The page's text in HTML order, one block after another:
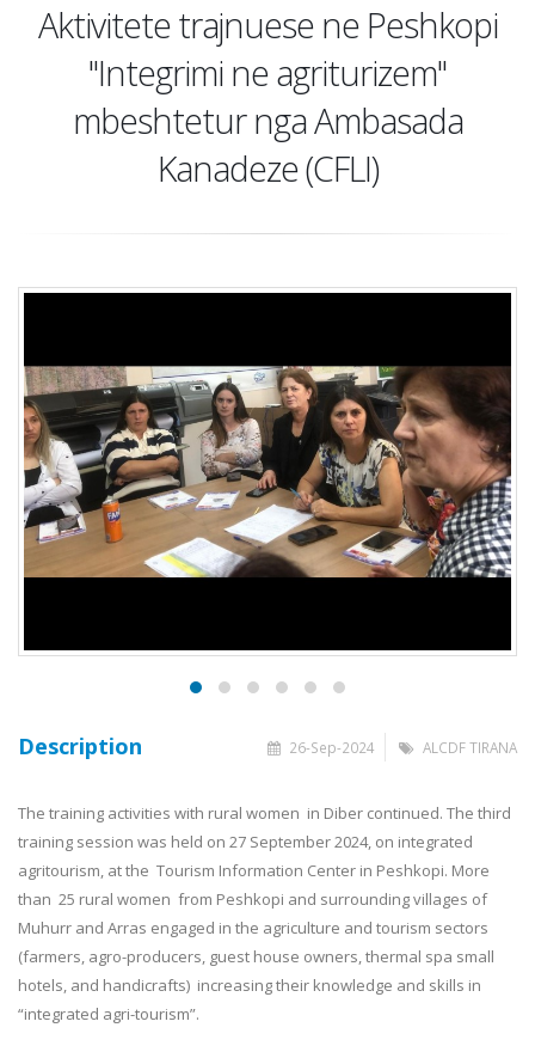
Aktivitete trajnuese ne Peshkopi
"Integrimi ne agriturizem"
mbeshtetur nga Ambasada
Kanadeze (CFLI)
26-Sep-2024 ALCDF TIRANA
Description
The training activities with rural women in Diber continued. The third
training session was held on 27 September 2024, on integrated
agritourism, at the Tourism Information Center in Peshkopi. More
than 25 rural women from Peshkopi and surrounding villages of
Muhurr and Arras engaged in the agriculture and tourism sectors
(farmers, agro-producers, guest house owners, thermal spa small
hotels, and handicrafts) increasing their knowledge and skills in
“integrated agri-tourism”.